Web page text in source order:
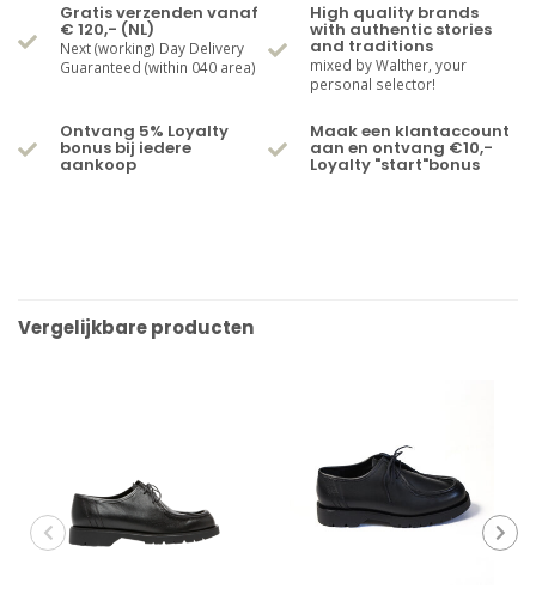
Gratis verzenden vanaf
€ 120,- (NL)
Next (working) Day Delivery
Guaranteed (within 040 area)
High quality brands
with authentic stories
and traditions
mixed by Walther, your
personal selector!
Ontvang 5% Loyalty
bonus bij iedere
aankoop
Maak een klantaccount
aan en ontvang €10,-
Loyalty "start"bonus
Vergelijkbare producten